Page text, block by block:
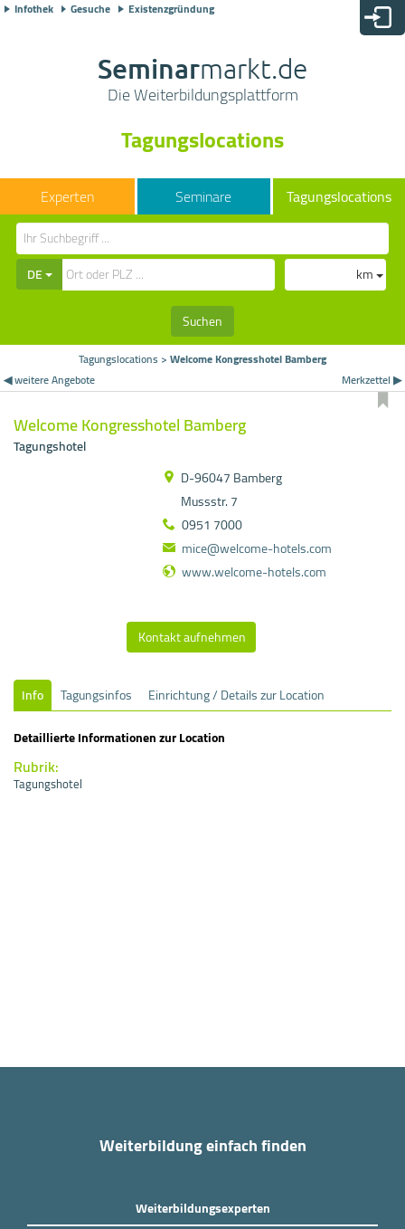
Infothek Gesuche Existenzgründung
Seminarmarkt.de
Die Weiterbildungsplattform
Tagungslocations
Seminare Tagungslocations
DE
km
Suchen
Tagungslocations >Welcome Kongresshotel Bamberg
◀ weitere Angebote
Merkzettel ▶
Welcome Kongresshotel Bamberg
Tagungshotel
D-96047 Bamberg
Mussstr. 7
0951 7000
mice@welcome-hotels.com
www.welcome-hotels.com
Kontakt aufnehmen
Info Tagungsinfos
Einrichtung / Details zur Location
Detaillierte Informationen zur Location
Rubrik:
Tagungshotel
Weiterbildung einfach finden
Weiterbildungsexperten